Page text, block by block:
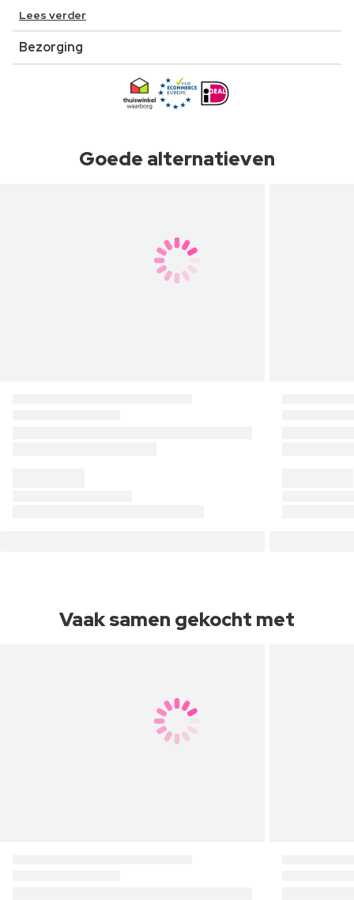
Lees verder
Bezorging
Goede alternatieven
Vaak samen gekocht met